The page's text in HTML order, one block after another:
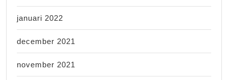
januari 2022
december 2021
november 2021